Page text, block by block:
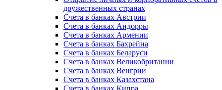
дружественных странах
Счета в банках Австрии
Счета в банках Андорры
Счета в банках Армении
Счета в банках Бахрейна
Счета в банках Беларуси
Счета в банках Великобритании
Счета в банках Венгрии
Счета в банках Казахстана
Счета в банках Кипра